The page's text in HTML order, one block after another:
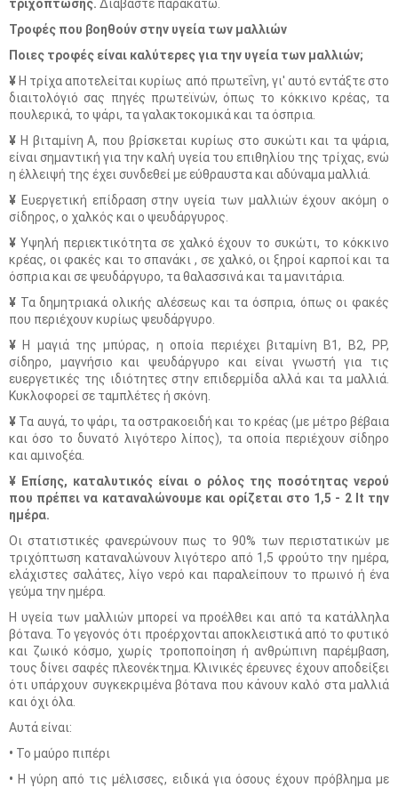
τριχόπτωσης. Διαβάστε παρακάτω.
Τροφές που βοηθούν στην υγεία των μαλλιών
Ποιες τροφές είναι καλύτερες για την υγεία των μαλλιών;
¥ Η τρίχα αποτελείται κυρίως από πρωτεΐνη, γι' αυτό εντάξτε στο
διαιτολόγιό σας πηγές πρωτεϊνών, όπως το κόκκινο κρέας, τα
πουλερικά, το ψάρι, τα γαλακτοκομικά και τα όσπρια.
¥ Η βιταμίνη Α, που βρίσκεται κυρίως στο συκώτι και τα ψάρια,
είναι σημαντική για την καλή υγεία του επιθηλίου της τρίχας, ενώ
η έλλειψή της έχει συνδεθεί με εύθραυστα και αδύναμα μαλλιά.
¥ Ευεργετική επίδραση στην υγεία των μαλλιών έχουν ακόμη ο
σίδηρος, ο χαλκός και ο ψευδάργυρος.
¥ Υψηλή περιεκτικότητα σε χαλκό έχουν το συκώτι, το κόκκινο
κρέας, οι φακές και το σπανάκι , σε χαλκό, οι ξηροί καρποί και τα
όσπρια και σε ψευδάργυρο, τα θαλασσινά και τα μανιτάρια.
¥ Τα δημητριακά ολικής αλέσεως και τα όσπρια, όπως οι φακές
που περιέχουν κυρίως ψευδάργυρο.
¥ Η μαγιά της μπύρας, η οποία περιέχει βιταμίνη Β1, Β2, ΡΡ,
σίδηρο, μαγνήσιο και ψευδάργυρο και είναι γνωστή για τις
ευεργετικές της ιδιότητες στην επιδερμίδα αλλά και τα μαλλιά.
Κυκλοφορεί σε ταμπλέτες ή σκόνη.
¥ Τα αυγά, το ψάρι, τα οστρακοειδή και το κρέας (με μέτρο βέβαια
και όσο το δυνατό λιγότερο λίπος), τα οποία περιέχουν σίδηρο
και αμινοξέα.
¥ Επίσης, καταλυτικός είναι ο ρόλος της ποσότητας νερού
που πρέπει να καταναλώνουμε και ορίζεται στο 1,5 - 2 lt την
ημέρα.
Οι στατιστικές φανερώνουν πως το 90% των περιστατικών με
τριχόπτωση καταναλώνουν λιγότερο από 1,5 φρούτο την ημέρα,
ελάχιστες σαλάτες, λίγο νερό και παραλείπουν το πρωινό ή ένα
γεύμα την ημέρα.
Η υγεία των μαλλιών μπορεί να προέλθει και από τα κατάλληλα
βότανα. Το γεγονός ότι προέρχονται αποκλειστικά από το φυτικό
και ζωικό κόσμο, χωρίς τροποποίηση ή ανθρώπινη παρέμβαση,
τους δίνει σαφές πλεονέκτημα. Κλινικές έρευνες έχουν αποδείξει
ότι υπάρχουν συγκεκριμένα βότανα που κάνουν καλό στα μαλλιά
και όχι όλα.
Αυτά είναι:
• Το μαύρο πιπέρι
• Η γύρη από τις μέλισσες, ειδικά για όσους έχουν πρόβλημα με